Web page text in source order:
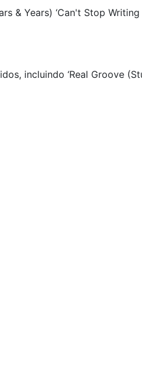
& Years) ‘Can't Stop
incluindo ‘Real Groove